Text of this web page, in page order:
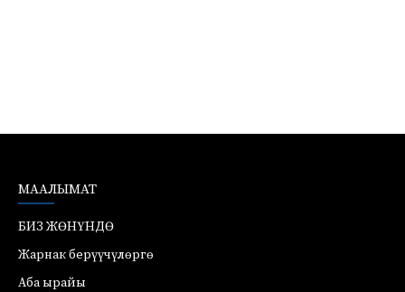
МААЛЫМАТ
БИЗ ЖӨНҮНДӨ
Жарнак берүүчүлөргө
Аба ырайы